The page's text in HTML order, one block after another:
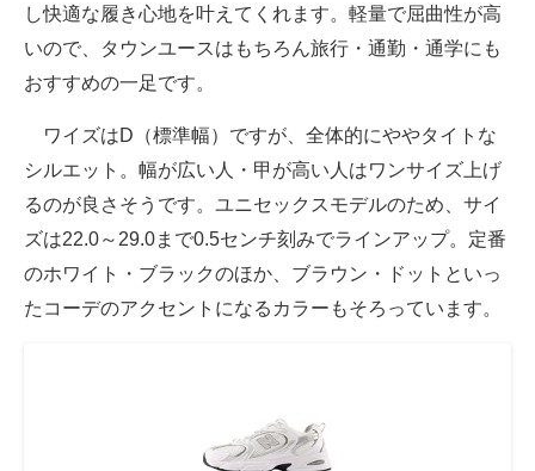
し快適な履き心地を叶えてくれます。軽量で屈曲性が高
いので、タウンユースはもちろん旅行・通勤・通学にも
おすすめの一足です。
ワイズはD（標準幅）ですが、全体的にややタイトな
シルエット。幅が広い人・甲が高い人はワンサイズ上げ
るのが良さそうです。ユニセックスモデルのため、サイ
ズは22.0～29.0まで0.5センチ刻みでラインアップ。定番
のホワイト・ブラックのほか、ブラウン・ドットといっ
たコーデのアクセントになるカラーもそろっています。